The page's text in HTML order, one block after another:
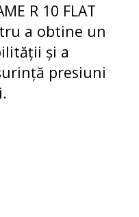
R 10 FLAT
a obtine un
și a
presiuni